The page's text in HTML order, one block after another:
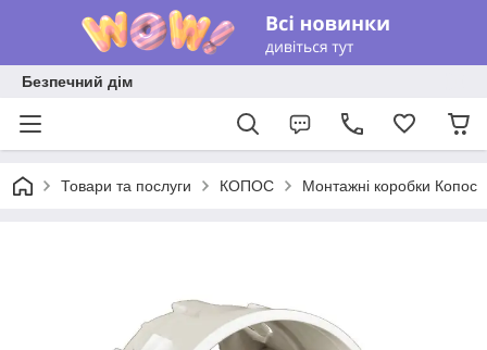
Безпечний дім
Товари та послуги КОПОС Монтажні коробки Копос